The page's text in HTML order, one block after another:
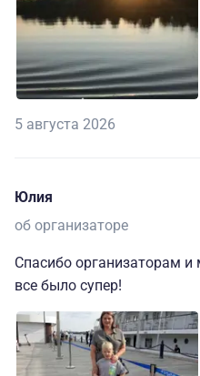
5 августа 2026
Юлия
об организаторе
Спасибо организаторам
все было супер!